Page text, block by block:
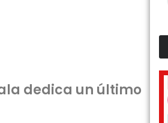
dedica un último